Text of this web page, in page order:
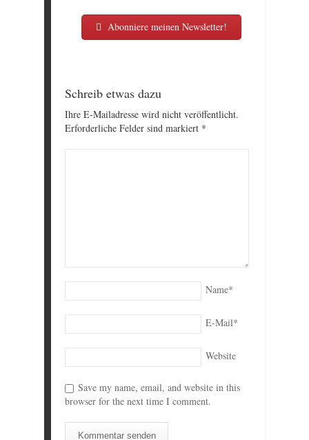
Abonniere meinen Newsletter!
Schreib etwas dazu
Ihre E-Mailadresse wird nicht veröffentlicht.
Erforderliche Felder sind markiert *
Name*
E-Mail*
Website
Save my name, email, and website in this
browser for the next time I comment.